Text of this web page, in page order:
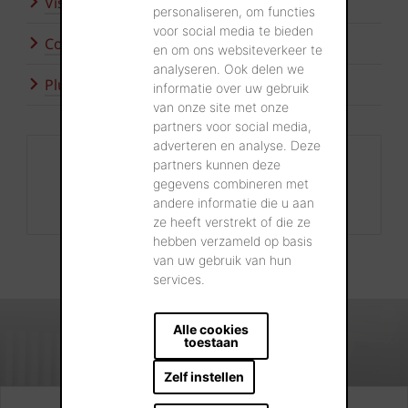
personaliseren, om functies
voor social media te bieden
en om ons websiteverkeer te
analyseren. Ook delen we
informatie over uw gebruik
van onze site met onze
partners voor social media,
adverteren en analyse. Deze
partners kunnen deze
gegevens combineren met
andere informatie die u aan
ze heeft verstrekt of die ze
hebben verzameld op basis
van uw gebruik van hun
services.
Alle cookies
toestaan
Zelf instellen
Contactez-nous
Plus d'inspiration
Contact
+32 56 24 96 38
info@wienerberger.be